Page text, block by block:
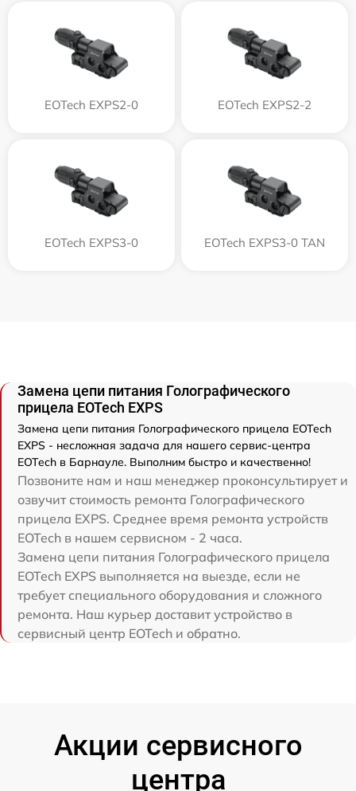
EOTech EXPS2-0 EOTech EXPS2-2
EOTech EXPS3-0 EOTech EXPS3-0 TAN
Замена цепи питания Голографического
прицела EOTech EXPS
Замена цепи питания Голографического прицела EOTech
EXPS - несложная задача для нашего сервис-центра
EOTech в Барнауле. Выполним быстро и качественно!
Позвоните нам и наш менеджер проконсультирует и
озвучит стоимость ремонта Голографического
прицела EXPS. Среднее время ремонта устройств
EOTech в нашем сервисном - 2 часа.
Замена цепи питания Голографического прицела
EOTech EXPS выполняется на выезде, если не
требует специального оборудования и сложного
ремонта. Наш курьер доставит устройство в
сервисный центр EOTech и обратно.
Акции сервисного
центра